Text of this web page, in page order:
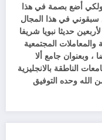
ولكي أضع بصمة في هذا
في هذا المجال
حديثا نبويا شريفا
والمعاملات المجتمعية
وبعنوان جامع ألا
الناطقة بالانجليزية
الله وحده التوفيق